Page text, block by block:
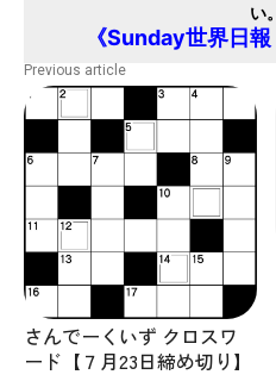
い。
《Sunday世界日
Previous article
さんでーくいず クロスワ
ード【７月23日締め切り】